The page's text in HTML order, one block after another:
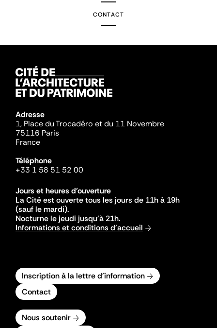
CONTACT
Adresse
1, Place du Trocadéro et du 11 Novembre
75116 Paris
France
Téléphone
+33 1 58 51 52 00
Jours et heures d'ouverture
La Cité est ouverte tous les jours de 11h à 19h
(sauf le mardi).
Nocturne le jeudi jusqu'à 21h.
Informations et conditions d'accueil
Inscription à la lettre d'information
Contact
Nous soutenir